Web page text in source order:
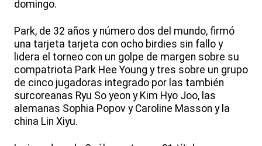
domingo.
Park, de 32 años y número dos del mundo, firmó
una tarjeta tarjeta con ocho birdies sin fallo y
lidera el torneo con un golpe de margen sobre su
compatriota Park Hee Young y tres sobre un grupo
de cinco jugadoras integrado por las también
surcoreanas Ryu So yeon y Kim Hyo Joo, las
alemanas Sophia Popov y Caroline Masson y la
china Lin Xiyu.